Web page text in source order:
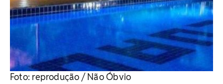
Foto: reprodução / Não Óbvio